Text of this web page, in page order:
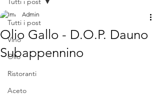
Tutti i post
Vino
Olio
Ristoranti
Aceto
Olio Gallo - D.O.P. Dauno
Subappennino
Admin